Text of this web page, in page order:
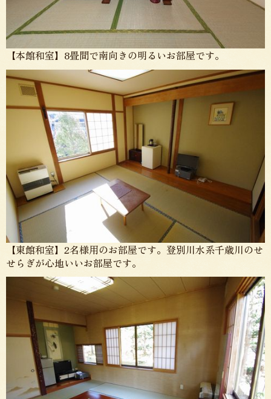
【本館和室】8畳間で南向きの明るいお部屋です。
【東館和室】2名様用のお部屋です。登別川水系千歳川のせ
せらぎが心地いいお部屋です。